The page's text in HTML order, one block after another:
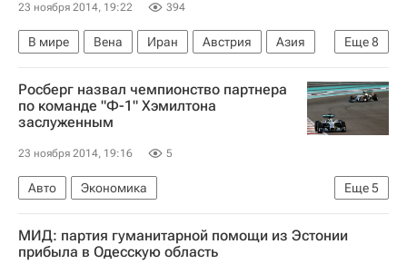
23 ноября 2014, 19:22 394
Еще8
В мире Вена Иран Австрия
Азия
Весь мир
Европа
Франк-Вальтер Штайнмайер
Сергей Лавров
МИД Австрии
Переговоры по ядерной проблеме Ирана в Вене
Россия
Росберг назвал чемпионство партнера
по команде "Ф-1" Хэмилтона
заслуженным
23 ноября 2014, 19:16 5
Еще5
Авто
Экономика
Заключительный этап чемпионата "Формулы-1" 2014 года - Гран-при Абу-Даби, 21-23 ноября
Формула-1
Мерседес
Льюис Хэмилтон
МИД: партия гуманитарной помощи из Эстонии
прибыла в Одесскую область